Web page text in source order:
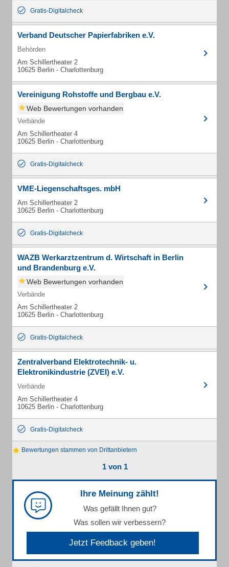
Gratis-Digitalcheck
Verband Deutscher Papierfabriken e.V.
Behörden
Am Schillertheater 2
10625 Berlin - Charlottenburg
Vereinigung Rohstoffe und Bergbau e.V.
Web Bewertungen vorhanden
Verbände
Am Schillertheater 4
10625 Berlin - Charlottenburg
Gratis-Digitalcheck
VME-Liegenschaftsges. mbH
Am Schillertheater 2
10625 Berlin - Charlottenburg
Gratis-Digitalcheck
WAZB Werkarztzentrum d. Wirtschaft in Berlin
und Brandenburg e.V.
Web Bewertungen vorhanden
Verbände
Am Schillertheater 2
10625 Berlin - Charlottenburg
Gratis-Digitalcheck
Zentralverband Elektrotechnik- u.
Elektronikindustrie (ZVEI) e.V.
Verbände
Am Schillertheater 4
10625 Berlin - Charlottenburg
Gratis-Digitalcheck
Bewertungen stammen von Drittanbietern
1 von 1
Ihre Meinung zählt!
Was gefällt Ihnen gut?
Was sollen wir verbessern?
Jetzt Feedback geben!